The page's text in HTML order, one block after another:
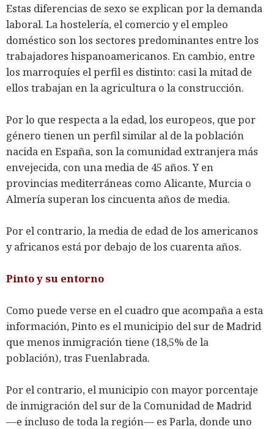
Estas diferencias de sexo se explican por la demanda
laboral. La hostelería, el comercio y el empleo
doméstico son los sectores predominantes entre los
trabajadores hispanoamericanos. En cambio, entre
los marroquíes el perfil es distinto: casi la mitad de
ellos trabajan en la agricultura o la construcción.
Por lo que respecta a la edad, los europeos, que por
género tienen un perfil similar al de la población
nacida en España, son la comunidad extranjera más
envejecida, con una media de 45 años. Y en
provincias mediterráneas como Alicante, Murcia o
Almería superan los cincuenta años de media.
Por el contrario, la media de edad de los americanos
y africanos está por debajo de los cuarenta años.
Pinto y su entorno
Como puede verse en el cuadro que acompaña a esta
información, Pinto es el municipio del sur de Madrid
que menos inmigración tiene (18,5% de la
población), tras Fuenlabrada.
Por el contrario, el municipio con mayor porcentaje
de inmigración del sur de la Comunidad de Madrid
―e incluso de toda la región― es Parla, donde uno